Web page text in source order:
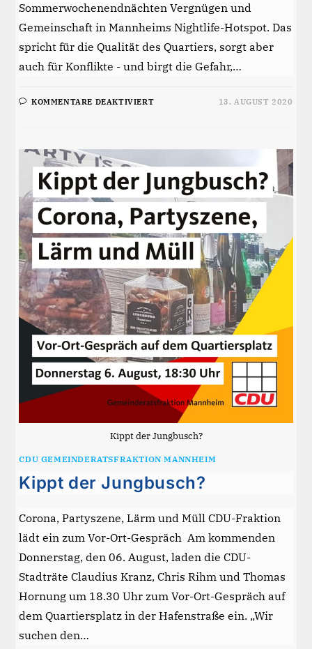
Sommerwochenendnächten Vergnügen und
Gemeinschaft in Mannheims Nightlife-Hotspot. Das
spricht für die Qualität des Quartiers, sorgt aber
auch für Konflikte - und birgt die Gefahr,…
KOMMENTARE DEAKTIVIERTFÜR
DEM
KIPPT
DER
JUNGBUSCH?
13. AUGUST 2020
Kippt der Jungbusch?
CDU GEMEINDERATSFRAKTION MANNHEIM
Kippt der Jungbusch?
Corona, Partyszene, Lärm und Müll CDU-Fraktion
lädt ein zum Vor-Ort-Gespräch Am kommenden
Donnerstag, den 06. August, laden die CDU-
Stadträte Claudius Kranz, Chris Rihm und Thomas
Hornung um 18.30 Uhr zum Vor-Ort-Gespräch auf
dem Quartiersplatz in der Hafenstraße ein. „Wir
suchen den…